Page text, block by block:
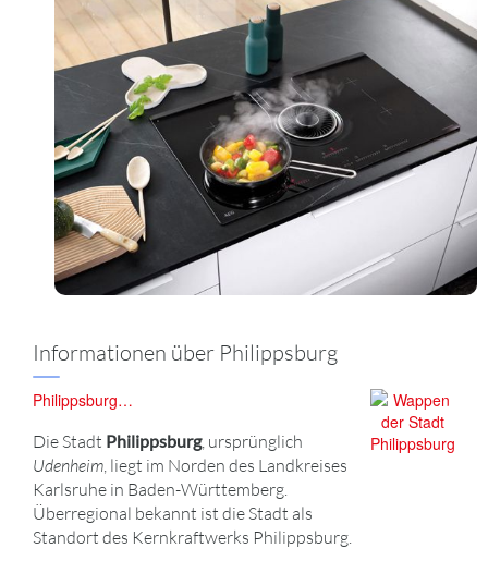
Informationen über Philippsburg
Philippsburg…
Die Stadt Philippsburg, ursprünglich
Udenheim, liegt im Norden des Landkreises
Karlsruhe in Baden-Württemberg.
Überregional bekannt ist die Stadt als
Standort des Kernkraftwerks Philippsburg.